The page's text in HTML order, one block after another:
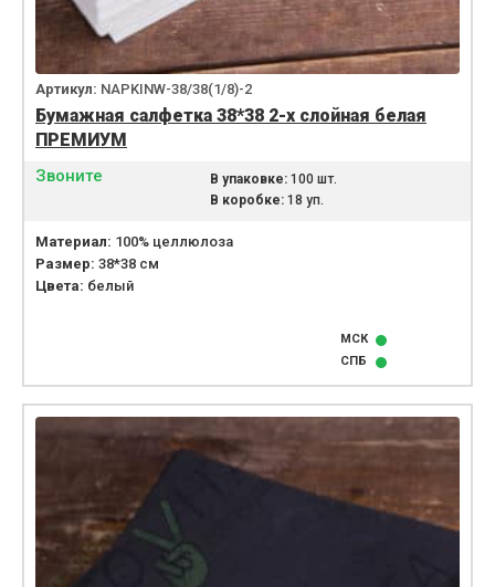
Артикул: NAPKINW-38/38(1/8)-2
Бумажная салфетка 38*38 2-х слойная белая
ПРЕМИУМ
Звоните В упаковке:100 шт.
В коробке:18 уп.
Материал: 100% целлюлоза
Размер: 38*38 см
Цвета: белый
МСК
СПБ